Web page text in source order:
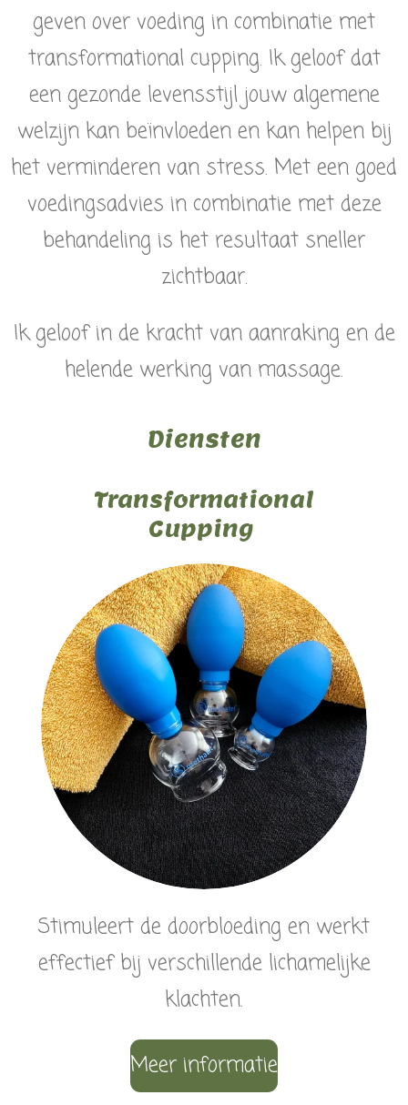
geven over voeding in combinatie met
transformational cupping. Ik geloof dat
een gezonde levensstijl jouw algemene
welzijn kan beïnvloeden en kan helpen bij
het verminderen van stress. Met een goed
voedingsadvies in combinatie met deze
behandeling is het resultaat sneller
zichtbaar.
Ik geloof in de kracht van aanraking en de
helende werking van massage.
Diensten
Transformational
Cupping
Stimuleert de doorbloeding en werkt
effectief bij verschillende lichamelijke
klachten.
Meer informatie